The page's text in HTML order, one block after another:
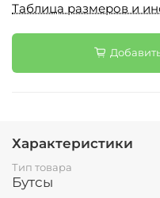
Таблица размеров и
Характеристики
Тип товара
Бутсы